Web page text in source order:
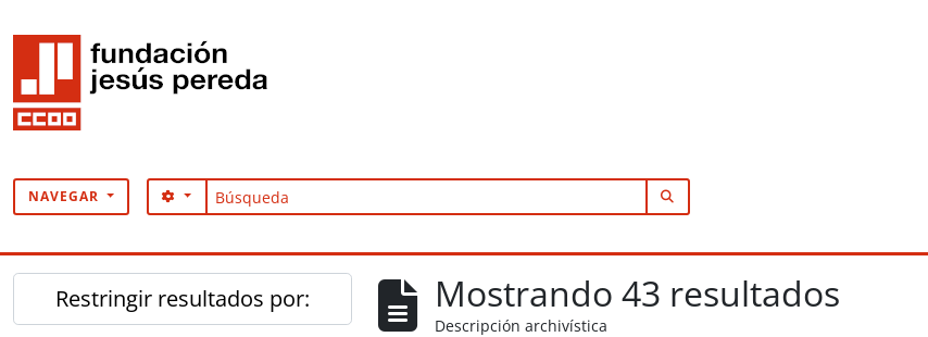
NAVEGAR Búsqueda
SEARCH OPTIONS
Restringir resultados por: Mostrando 43 resultados
Descripción archivística